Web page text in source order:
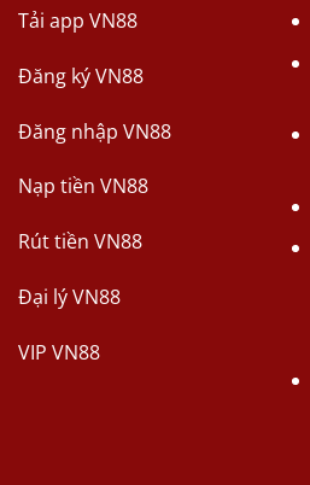
Tải app VN88
Đăng ký VN88
Đăng nhập VN88
Nạp tiền VN88
Rút tiền VN88
Đại lý VN88
VIP VN88